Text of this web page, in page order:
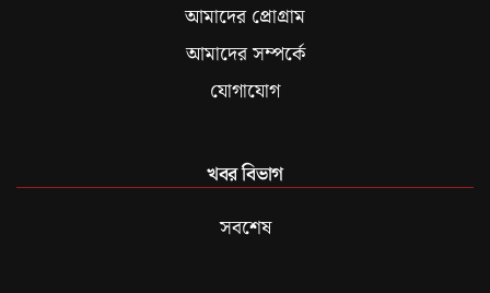
আমাদের প্রোগ্রাম
আমাদের সম্পর্কে
যোগাযোগ
খবর বিভাগ
সবশেষ